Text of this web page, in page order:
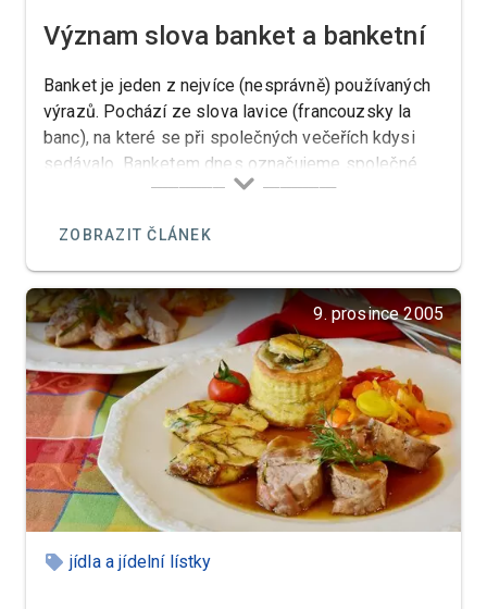
Význam slova banket a banketní
Banket je jeden z nejvíce (nesprávně) používaných
výrazů. Pochází ze slova lavice (francouzsky la
banc), na které se při společných večeřích kdysi
sedávalo. Banketem dnes označujeme společné
stolování při mimořádných, oficiálních nebo
ZOBRAZIT ČLÁNEK
9. prosince 2005
jídla a jídelní lístky